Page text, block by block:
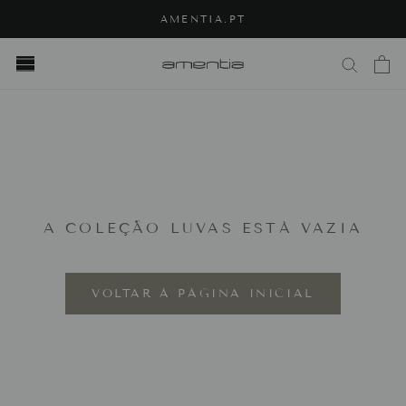
próximo
AMENTIA.PT
A COLEÇÃO LUVAS ESTÁ VAZIA
VOLTAR À PÁGINA INICIAL